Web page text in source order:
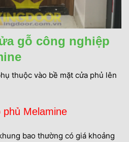
gỗ công nghiệp
thuộc vào bề mặt cửa phủ lên
Melamine
bao thường có giá khoảng